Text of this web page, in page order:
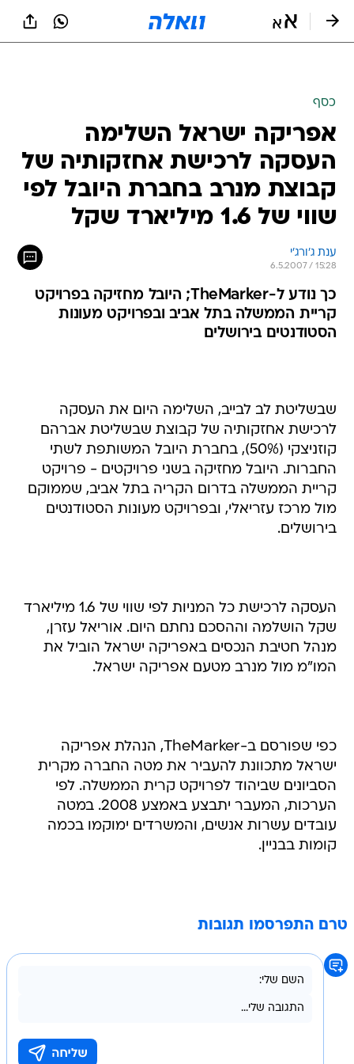
כסף
אפריקה ישראל השלימה
העסקה לרכישת אחזקותיה של
קבוצת מנרב בחברת היובל לפי
שווי של 1.6 מיליארד שקל
ענת ג'ורג'י
6.5.2007 / 15:28
כך נודע ל-TheMarker; היובל מחזיקה בפרויקט
קריית הממשלה בתל אביב ובפרויקט מעונות
הסטודנטים בירושלים
שבשליטת לב לבייב, השלימה היום את העסקה
לרכישת אחזקותיה של קבוצת שבשליטת אברהם
קוזניצקי (50%), בחברת היובל המשותפת לשתי
החברות. היובל מחזיקה בשני פרויקטים - פרויקט
קריית הממשלה בדרום הקריה בתל אביב, שממוקם
מול מרכז עזריאלי, ובפרויקט מעונות הסטודנטים
בירושלים.
העסקה לרכישת כל המניות לפי שווי של 1.6 מיליארד
שקל הושלמה וההסכם נחתם היום. אוריאל עזרן,
מנהל חטיבת הנכסים באפריקה ישראל הוביל את
המו"מ מול מנרב מטעם אפריקה ישראל.
כפי שפורסם ב-TheMarker, הנהלת אפריקה
ישראל מתכוונת להעביר את מטה החברה מקרית
הסביונים שביהוד לפרויקט קרית הממשלה. לפי
הערכות, המעבר יתבצע באמצע 2008. במטה
עובדים עשרות אנשים, והמשרדים ימוקמו בכמה
קומות בבניין.
טרם התפרסמו תגובות